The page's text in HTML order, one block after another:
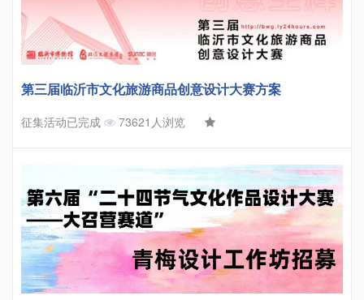
第三届临沂市文化旅游商品创意设计大赛方案
征集活动已完成 73621人浏览